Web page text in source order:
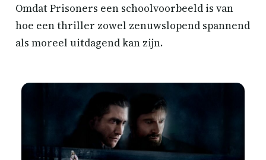
Omdat Prisoners een schoolvoorbeeld is van
hoe een thriller zowel zenuwslopend spannend
als moreel uitdagend kan zijn.